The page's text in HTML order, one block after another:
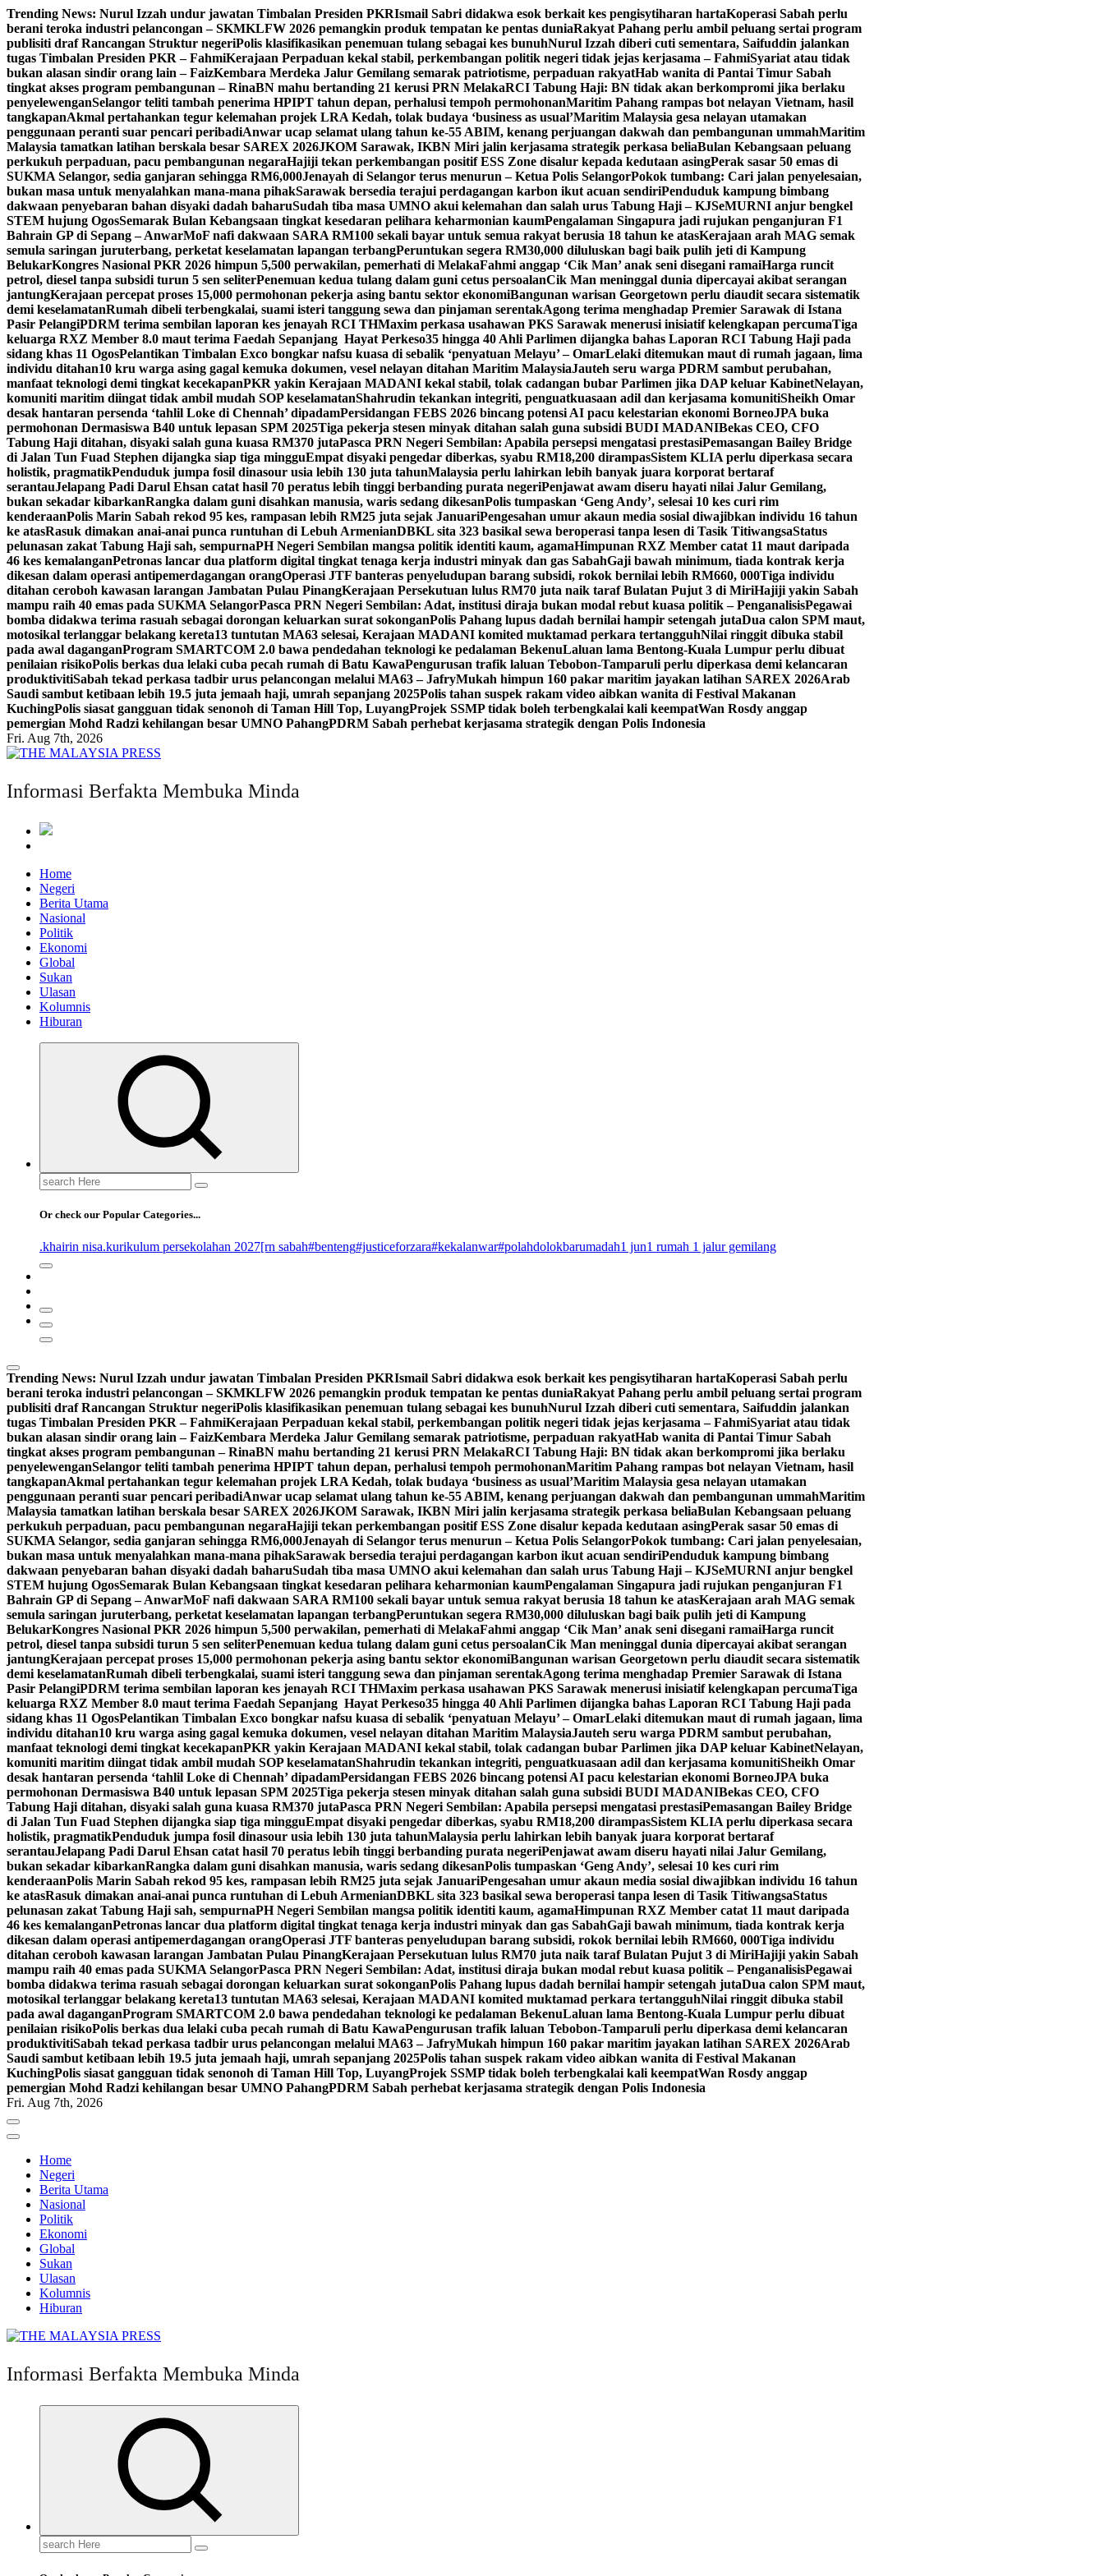
Skip
to
content
Trending News: Nurul Izzah undur jawatan Timbalan Presiden PKRIsmail Sabri didakwa esok berkait kes pengisytiharan hartaKoperasi Sabah perlu
berani teroka industri pelancongan – SKMKLFW 2026 pemangkin produk tempatan ke pentas duniaRakyat Pahang perlu ambil peluang sertai program
publisiti draf Rancangan Struktur negeriPolis klasifikasikan penemuan tulang sebagai kes bunuhNurul Izzah diberi cuti sementara, Saifuddin jalankan
tugas Timbalan Presiden PKR – FahmiKerajaan Perpaduan kekal stabil, perkembangan politik negeri tidak jejas kerjasama – FahmiSyariat atau tidak
bukan alasan sindir orang lain – FaizKembara Merdeka Jalur Gemilang semarak patriotisme, perpaduan rakyatHab wanita di Pantai Timur Sabah
tingkat akses program pembangunan – RinaBN mahu bertanding 21 kerusi PRN MelakaRCI Tabung Haji: BN tidak akan berkompromi jika berlaku
penyelewenganSelangor teliti tambah penerima HPIPT tahun depan, perhalusi tempoh permohonanMaritim Pahang rampas bot nelayan Vietnam, hasil
tangkapanAkmal pertahankan tegur kelemahan projek LRA Kedah, tolak budaya ‘business as usual’Maritim Malaysia gesa nelayan utamakan
penggunaan peranti suar pencari peribadiAnwar ucap selamat ulang tahun ke-55 ABIM, kenang perjuangan dakwah dan pembangunan ummahMaritim
Malaysia tamatkan latihan berskala besar SAREX 2026JKOM Sarawak, IKBN Miri jalin kerjasama strategik perkasa beliaBulan Kebangsaan peluang
perkukuh perpaduan, pacu pembangunan negaraHajiji tekan perkembangan positif ESS Zone disalur kepada kedutaan asingPerak sasar 50 emas di
SUKMA Selangor, sedia ganjaran sehingga RM6,000Jenayah di Selangor terus menurun – Ketua Polis SelangorPokok tumbang: Cari jalan penyelesaian,
bukan masa untuk menyalahkan mana-mana pihakSarawak bersedia terajui perdagangan karbon ikut acuan sendiriPenduduk kampung bimbang
dakwaan penyebaran bahan disyaki dadah baharuSudah tiba masa UMNO akui kelemahan dan salah urus Tabung Haji – KJSeMURNI anjur bengkel
STEM hujung OgosSemarak Bulan Kebangsaan tingkat kesedaran pelihara keharmonian kaumPengalaman Singapura jadi rujukan penganjuran F1
Bahrain GP di Sepang – AnwarMoF nafi dakwaan SARA RM100 sekali bayar untuk semua rakyat berusia 18 tahun ke atasKerajaan arah MAG semak
semula saringan juruterbang, perketat keselamatan lapangan terbangPeruntukan segera RM30,000 diluluskan bagi baik pulih jeti di Kampung
BelukarKongres Nasional PKR 2026 himpun 5,500 perwakilan, pemerhati di MelakaFahmi anggap ‘Cik Man’ anak seni disegani ramaiHarga runcit
petrol, diesel tanpa subsidi turun 5 sen seliterPenemuan kedua tulang dalam guni cetus persoalanCik Man meninggal dunia dipercayai akibat serangan
jantungKerajaan percepat proses 15,000 permohonan pekerja asing bantu sektor ekonomiBangunan warisan Georgetown perlu diaudit secara sistematik
demi keselamatanRumah dibeli terbengkalai, suami isteri tanggung sewa dan pinjaman serentakAgong terima menghadap Premier Sarawak di Istana
Pasir PelangiPDRM terima sembilan laporan kes jenayah RCI THMaxim perkasa usahawan PKS Sarawak menerusi inisiatif kelengkapan percumaTiga
keluarga RXZ Member 8.0 maut terima Faedah Sepanjang Hayat Perkeso35 hingga 40 Ahli Parlimen dijangka bahas Laporan RCI Tabung Haji pada
sidang khas 11 OgosPelantikan Timbalan Exco bongkar nafsu kuasa di sebalik ‘penyatuan Melayu’ – OmarLelaki ditemukan maut di rumah jagaan, lima
individu ditahan10 kru warga asing gagal kemuka dokumen, vesel nelayan ditahan Maritim MalaysiaJauteh seru warga PDRM sambut perubahan,
manfaat teknologi demi tingkat kecekapanPKR yakin Kerajaan MADANI kekal stabil, tolak cadangan bubar Parlimen jika DAP keluar KabinetNelayan,
komuniti maritim diingat tidak ambil mudah SOP keselamatanShahrudin tekankan integriti, penguatkuasaan adil dan kerjasama komunitiSheikh Omar
desak hantaran persenda ‘tahlil Loke di Chennah’ dipadamPersidangan FEBS 2026 bincang potensi AI pacu kelestarian ekonomi BorneoJPA buka
permohonan Dermasiswa B40 untuk lepasan SPM 2025Tiga pekerja stesen minyak ditahan salah guna subsidi BUDI MADANIBekas CEO, CFO
Tabung Haji ditahan, disyaki salah guna kuasa RM370 jutaPasca PRN Negeri Sembilan: Apabila persepsi mengatasi prestasiPemasangan Bailey Bridge
di Jalan Tun Fuad Stephen dijangka siap tiga mingguEmpat disyaki pengedar diberkas, syabu RM18,200 dirampasSistem KLIA perlu diperkasa secara
holistik, pragmatikPenduduk jumpa fosil dinasour usia lebih 130 juta tahunMalaysia perlu lahirkan lebih banyak juara korporat bertaraf
serantauJelapang Padi Darul Ehsan catat hasil 70 peratus lebih tinggi berbanding purata negeriPenjawat awam diseru hayati nilai Jalur Gemilang,
bukan sekadar kibarkanRangka dalam guni disahkan manusia, waris sedang dikesanPolis tumpaskan ‘Geng Andy’, selesai 10 kes curi rim
kenderaanPolis Marin Sabah rekod 95 kes, rampasan lebih RM25 juta sejak JanuariPengesahan umur akaun media sosial diwajibkan individu 16 tahun
ke atasRasuk dimakan anai-anai punca runtuhan di Lebuh ArmenianDBKL sita 323 basikal sewa beroperasi tanpa lesen di Tasik TitiwangsaStatus
pelunasan zakat Tabung Haji sah, sempurnaPH Negeri Sembilan mangsa politik identiti kaum, agamaHimpunan RXZ Member catat 11 maut daripada
46 kes kemalanganPetronas lancar dua platform digital tingkat tenaga kerja industri minyak dan gas SabahGaji bawah minimum, tiada kontrak kerja
dikesan dalam operasi antipemerdagangan orangOperasi JTF banteras penyeludupan barang subsidi, rokok bernilai lebih RM660, 000Tiga individu
ditahan ceroboh kawasan larangan Jambatan Pulau PinangKerajaan Persekutuan lulus RM70 juta naik taraf Bulatan Pujut 3 di MiriHajiji yakin Sabah
mampu raih 40 emas pada SUKMA SelangorPasca PRN Negeri Sembilan: Adat, institusi diraja bukan modal rebut kuasa politik – PenganalisisPegawai
bomba didakwa terima rasuah sebagai dorongan keluarkan surat sokonganPolis Pahang lupus dadah bernilai hampir setengah jutaDua calon SPM maut,
motosikal terlanggar belakang kereta13 tuntutan MA63 selesai, Kerajaan MADANI komited muktamad perkara tertangguhNilai ringgit dibuka stabil
pada awal daganganProgram SMARTCOM 2.0 bawa pendedahan teknologi ke pedalaman BekenuLaluan lama Bentong-Kuala Lumpur perlu dibuat
penilaian risikoPolis berkas dua lelaki cuba pecah rumah di Batu KawaPengurusan trafik laluan Tebobon-Tamparuli perlu diperkasa demi kelancaran
produktivitiSabah tekad perkasa tadbir urus pelancongan melalui MA63 – JafryMukah himpun 160 pakar maritim jayakan latihan SAREX 2026Arab
Saudi sambut ketibaan lebih 19.5 juta jemaah haji, umrah sepanjang 2025Polis tahan suspek rakam video aibkan wanita di Festival Makanan
KuchingPolis siasat gangguan tidak senonoh di Taman Hill Top, LuyangProjek SSMP tidak boleh terbengkalai kali keempatWan Rosdy anggap
pemergian Mohd Radzi kehilangan besar UMNO PahangPDRM Sabah perhebat kerjasama strategik dengan Polis Indonesia
Fri. Aug 7th, 2026
Informasi Berfakta Membuka Minda
Home
Negeri
Berita Utama
Nasional
Politik
Ekonomi
Global
Sukan
Ulasan
Kolumnis
Hiburan
Search
for:
Or check our Popular Categories...
.khairin nisa.kurikulum persekolahan 2027[rn sabah#benteng#justiceforzara#kekalanwar#polahdolokbarumadah1 jun1 rumah 1 jalur gemilang
Trending News: Nurul Izzah undur jawatan Timbalan Presiden PKRIsmail Sabri didakwa esok berkait kes pengisytiharan hartaKoperasi Sabah perlu
berani teroka industri pelancongan – SKMKLFW 2026 pemangkin produk tempatan ke pentas duniaRakyat Pahang perlu ambil peluang sertai program
publisiti draf Rancangan Struktur negeriPolis klasifikasikan penemuan tulang sebagai kes bunuhNurul Izzah diberi cuti sementara, Saifuddin jalankan
tugas Timbalan Presiden PKR – FahmiKerajaan Perpaduan kekal stabil, perkembangan politik negeri tidak jejas kerjasama – FahmiSyariat atau tidak
bukan alasan sindir orang lain – FaizKembara Merdeka Jalur Gemilang semarak patriotisme, perpaduan rakyatHab wanita di Pantai Timur Sabah
tingkat akses program pembangunan – RinaBN mahu bertanding 21 kerusi PRN MelakaRCI Tabung Haji: BN tidak akan berkompromi jika berlaku
penyelewenganSelangor teliti tambah penerima HPIPT tahun depan, perhalusi tempoh permohonanMaritim Pahang rampas bot nelayan Vietnam, hasil
tangkapanAkmal pertahankan tegur kelemahan projek LRA Kedah, tolak budaya ‘business as usual’Maritim Malaysia gesa nelayan utamakan
penggunaan peranti suar pencari peribadiAnwar ucap selamat ulang tahun ke-55 ABIM, kenang perjuangan dakwah dan pembangunan ummahMaritim
Malaysia tamatkan latihan berskala besar SAREX 2026JKOM Sarawak, IKBN Miri jalin kerjasama strategik perkasa beliaBulan Kebangsaan peluang
perkukuh perpaduan, pacu pembangunan negaraHajiji tekan perkembangan positif ESS Zone disalur kepada kedutaan asingPerak sasar 50 emas di
SUKMA Selangor, sedia ganjaran sehingga RM6,000Jenayah di Selangor terus menurun – Ketua Polis SelangorPokok tumbang: Cari jalan penyelesaian,
bukan masa untuk menyalahkan mana-mana pihakSarawak bersedia terajui perdagangan karbon ikut acuan sendiriPenduduk kampung bimbang
dakwaan penyebaran bahan disyaki dadah baharuSudah tiba masa UMNO akui kelemahan dan salah urus Tabung Haji – KJSeMURNI anjur bengkel
STEM hujung OgosSemarak Bulan Kebangsaan tingkat kesedaran pelihara keharmonian kaumPengalaman Singapura jadi rujukan penganjuran F1
Bahrain GP di Sepang – AnwarMoF nafi dakwaan SARA RM100 sekali bayar untuk semua rakyat berusia 18 tahun ke atasKerajaan arah MAG semak
semula saringan juruterbang, perketat keselamatan lapangan terbangPeruntukan segera RM30,000 diluluskan bagi baik pulih jeti di Kampung
BelukarKongres Nasional PKR 2026 himpun 5,500 perwakilan, pemerhati di MelakaFahmi anggap ‘Cik Man’ anak seni disegani ramaiHarga runcit
petrol, diesel tanpa subsidi turun 5 sen seliterPenemuan kedua tulang dalam guni cetus persoalanCik Man meninggal dunia dipercayai akibat serangan
jantungKerajaan percepat proses 15,000 permohonan pekerja asing bantu sektor ekonomiBangunan warisan Georgetown perlu diaudit secara sistematik
demi keselamatanRumah dibeli terbengkalai, suami isteri tanggung sewa dan pinjaman serentakAgong terima menghadap Premier Sarawak di Istana
Pasir PelangiPDRM terima sembilan laporan kes jenayah RCI THMaxim perkasa usahawan PKS Sarawak menerusi inisiatif kelengkapan percumaTiga
keluarga RXZ Member 8.0 maut terima Faedah Sepanjang Hayat Perkeso35 hingga 40 Ahli Parlimen dijangka bahas Laporan RCI Tabung Haji pada
sidang khas 11 OgosPelantikan Timbalan Exco bongkar nafsu kuasa di sebalik ‘penyatuan Melayu’ – OmarLelaki ditemukan maut di rumah jagaan, lima
individu ditahan10 kru warga asing gagal kemuka dokumen, vesel nelayan ditahan Maritim MalaysiaJauteh seru warga PDRM sambut perubahan,
manfaat teknologi demi tingkat kecekapanPKR yakin Kerajaan MADANI kekal stabil, tolak cadangan bubar Parlimen jika DAP keluar KabinetNelayan,
komuniti maritim diingat tidak ambil mudah SOP keselamatanShahrudin tekankan integriti, penguatkuasaan adil dan kerjasama komunitiSheikh Omar
desak hantaran persenda ‘tahlil Loke di Chennah’ dipadamPersidangan FEBS 2026 bincang potensi AI pacu kelestarian ekonomi BorneoJPA buka
permohonan Dermasiswa B40 untuk lepasan SPM 2025Tiga pekerja stesen minyak ditahan salah guna subsidi BUDI MADANIBekas CEO, CFO
Tabung Haji ditahan, disyaki salah guna kuasa RM370 jutaPasca PRN Negeri Sembilan: Apabila persepsi mengatasi prestasiPemasangan Bailey Bridge
di Jalan Tun Fuad Stephen dijangka siap tiga mingguEmpat disyaki pengedar diberkas, syabu RM18,200 dirampasSistem KLIA perlu diperkasa secara
holistik, pragmatikPenduduk jumpa fosil dinasour usia lebih 130 juta tahunMalaysia perlu lahirkan lebih banyak juara korporat bertaraf
serantauJelapang Padi Darul Ehsan catat hasil 70 peratus lebih tinggi berbanding purata negeriPenjawat awam diseru hayati nilai Jalur Gemilang,
bukan sekadar kibarkanRangka dalam guni disahkan manusia, waris sedang dikesanPolis tumpaskan ‘Geng Andy’, selesai 10 kes curi rim
kenderaanPolis Marin Sabah rekod 95 kes, rampasan lebih RM25 juta sejak JanuariPengesahan umur akaun media sosial diwajibkan individu 16 tahun
ke atasRasuk dimakan anai-anai punca runtuhan di Lebuh ArmenianDBKL sita 323 basikal sewa beroperasi tanpa lesen di Tasik TitiwangsaStatus
pelunasan zakat Tabung Haji sah, sempurnaPH Negeri Sembilan mangsa politik identiti kaum, agamaHimpunan RXZ Member catat 11 maut daripada
46 kes kemalanganPetronas lancar dua platform digital tingkat tenaga kerja industri minyak dan gas SabahGaji bawah minimum, tiada kontrak kerja
dikesan dalam operasi antipemerdagangan orangOperasi JTF banteras penyeludupan barang subsidi, rokok bernilai lebih RM660, 000Tiga individu
ditahan ceroboh kawasan larangan Jambatan Pulau PinangKerajaan Persekutuan lulus RM70 juta naik taraf Bulatan Pujut 3 di MiriHajiji yakin Sabah
mampu raih 40 emas pada SUKMA SelangorPasca PRN Negeri Sembilan: Adat, institusi diraja bukan modal rebut kuasa politik – PenganalisisPegawai
bomba didakwa terima rasuah sebagai dorongan keluarkan surat sokonganPolis Pahang lupus dadah bernilai hampir setengah jutaDua calon SPM maut,
motosikal terlanggar belakang kereta13 tuntutan MA63 selesai, Kerajaan MADANI komited muktamad perkara tertangguhNilai ringgit dibuka stabil
pada awal daganganProgram SMARTCOM 2.0 bawa pendedahan teknologi ke pedalaman BekenuLaluan lama Bentong-Kuala Lumpur perlu dibuat
penilaian risikoPolis berkas dua lelaki cuba pecah rumah di Batu KawaPengurusan trafik laluan Tebobon-Tamparuli perlu diperkasa demi kelancaran
produktivitiSabah tekad perkasa tadbir urus pelancongan melalui MA63 – JafryMukah himpun 160 pakar maritim jayakan latihan SAREX 2026Arab
Saudi sambut ketibaan lebih 19.5 juta jemaah haji, umrah sepanjang 2025Polis tahan suspek rakam video aibkan wanita di Festival Makanan
KuchingPolis siasat gangguan tidak senonoh di Taman Hill Top, LuyangProjek SSMP tidak boleh terbengkalai kali keempatWan Rosdy anggap
pemergian Mohd Radzi kehilangan besar UMNO PahangPDRM Sabah perhebat kerjasama strategik dengan Polis Indonesia
Fri. Aug 7th, 2026
Home
Negeri
Berita Utama
Nasional
Politik
Ekonomi
Global
Sukan
Ulasan
Kolumnis
Hiburan
Informasi Berfakta Membuka Minda
Search
for: